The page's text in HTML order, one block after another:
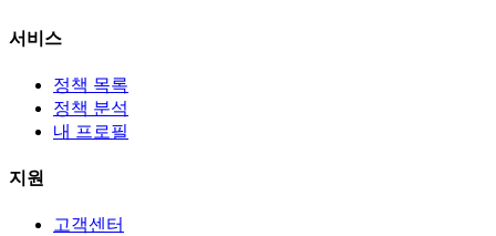
서비스
정책 목록
정책 분석
내 프로필
지원
고객센터